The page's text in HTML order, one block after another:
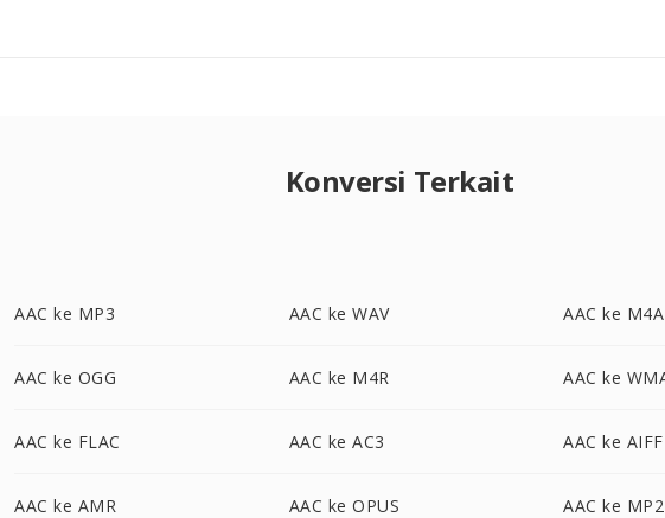
Konversi Terkait
AAC ke MP3 AAC ke WAV AAC ke M4A
AAC ke OGG AAC ke M4R AAC ke
AAC ke FLAC AAC ke AC3 AAC ke AIFF
AAC ke AMR AAC ke OPUS AAC ke MP2